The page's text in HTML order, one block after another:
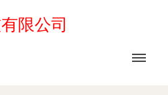
限公司